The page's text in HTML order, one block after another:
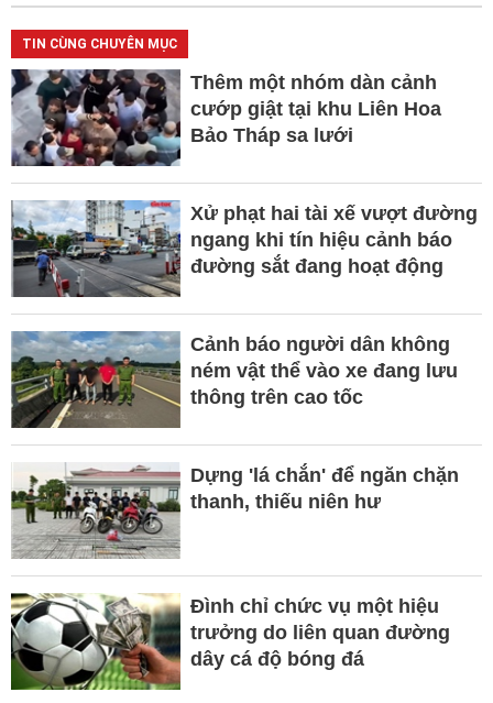
TIN CÙNG CHUYÊN MỤC
Thêm một nhóm dàn cảnh
cướp giật tại khu Liên Hoa
Bảo Tháp sa lưới
Xử phạt hai tài xế vượt đường
ngang khi tín hiệu cảnh báo
đường sắt đang hoạt động
Cảnh báo người dân không
ném vật thể vào xe đang lưu
thông trên cao tốc
Dựng 'lá chắn' để ngăn chặn
thanh, thiếu niên hư
Đình chỉ chức vụ một hiệu
trưởng do liên quan đường
dây cá độ bóng đá